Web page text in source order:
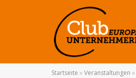
Startseite » Veranstaltungen »